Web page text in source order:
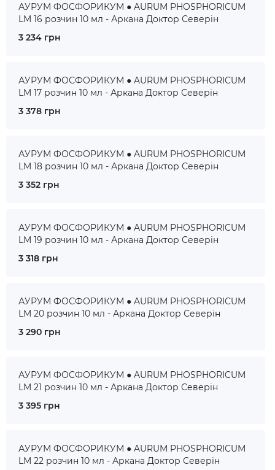
АУРУМ ФОСФОРИКУМ ● AURUM PHOSPHORICUM
LM 16 розчин 10 мл - Аркана Доктор Северін
3 234 грн
АУРУМ ФОСФОРИКУМ ● AURUM PHOSPHORICUM
LM 17 розчин 10 мл - Аркана Доктор Северін
3 378 грн
АУРУМ ФОСФОРИКУМ ● AURUM PHOSPHORICUM
LM 18 розчин 10 мл - Аркана Доктор Северін
3 352 грн
АУРУМ ФОСФОРИКУМ ● AURUM PHOSPHORICUM
LM 19 розчин 10 мл - Аркана Доктор Северін
3 318 грн
АУРУМ ФОСФОРИКУМ ● AURUM PHOSPHORICUM
LM 20 розчин 10 мл - Аркана Доктор Северін
3 290 грн
АУРУМ ФОСФОРИКУМ ● AURUM PHOSPHORICUM
LM 21 розчин 10 мл - Аркана Доктор Северін
3 395 грн
АУРУМ ФОСФОРИКУМ ● AURUM PHOSPHORICUM
LM 22 розчин 10 мл - Аркана Доктор Северін